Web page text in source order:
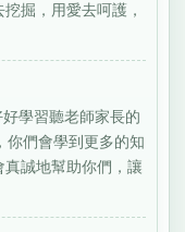
掘，用愛去呵護，
學習聽老師家長的
你們會學到更多的知
誠地幫助你們，讓